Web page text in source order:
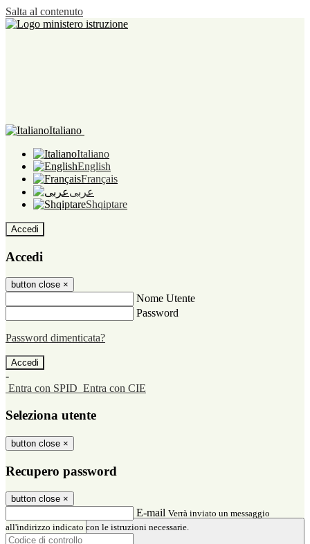
Salta al contenuto
Italiano
Italiano
English
Français
عربى
Shqiptare
Accedi
Accedi
button close ×
Nome Utente
Password
Password dimenticata?
-
Entra con SPID Entra con CIE
Seleziona utente
button close ×
Recupero password
button close ×
E-mail Verrà inviato un messaggio
all'indirizzo indicato con le istruzioni necessarie.